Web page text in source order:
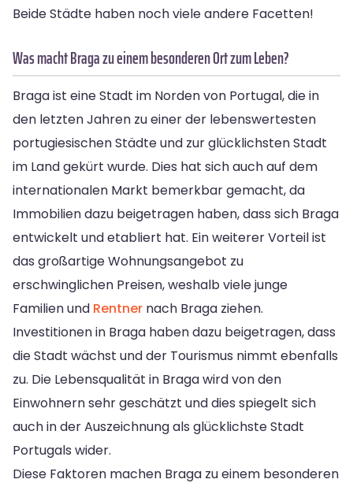
Beide Städte haben noch viele andere Facetten!
Was macht Braga zu einem besonderen Ort zum Leben?
Braga ist eine Stadt im Norden von Portugal, die in
den letzten Jahren zu einer der lebenswertesten
portugiesischen Städte und zur glücklichsten Stadt
im Land gekürt wurde. Dies hat sich auch auf dem
internationalen Markt bemerkbar gemacht, da
Immobilien dazu beigetragen haben, dass sich Braga
entwickelt und etabliert hat. Ein weiterer Vorteil ist
das großartige Wohnungsangebot zu
erschwinglichen Preisen, weshalb viele junge
Familien und Rentner nach Braga ziehen.
Investitionen in Braga haben dazu beigetragen, dass
die Stadt wächst und der Tourismus nimmt ebenfalls
zu. Die Lebensqualität in Braga wird von den
Einwohnern sehr geschätzt und dies spiegelt sich
auch in der Auszeichnung als glücklichste Stadt
Portugals wider.
Diese Faktoren machen Braga zu einem besonderen